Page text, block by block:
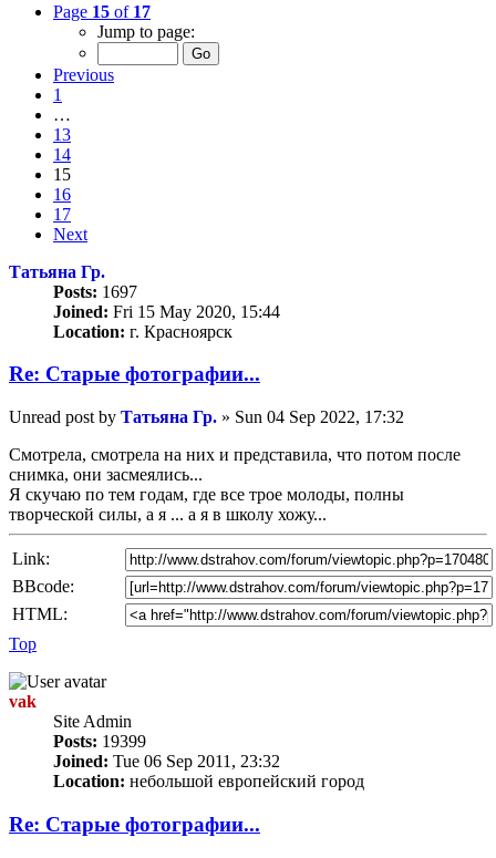
Page 15 of 17
Jump to page:
Previous
1
…
13
14
15
16
17
Next
Татьяна Гр.
Posts: 1697
Joined: Fri 15 May 2020, 15:44
Location: г. Красноярск
Re: Старые фотографии...
Unread post by Татьяна Гр. » Sun 04 Sep 2022, 17:32
Смотрела, смотрела на них и представила, что потом после
снимка, они засмеялись...
Я скучаю по тем годам, где все трое молоды, полны
творческой силы, а я ... а я в школу хожу...
Link:
BBcode:
HTML:
Top
vak
Site Admin
Posts: 19399
Joined: Tue 06 Sep 2011, 23:32
Location: небольшой европейский город
Re: Старые фотографии...